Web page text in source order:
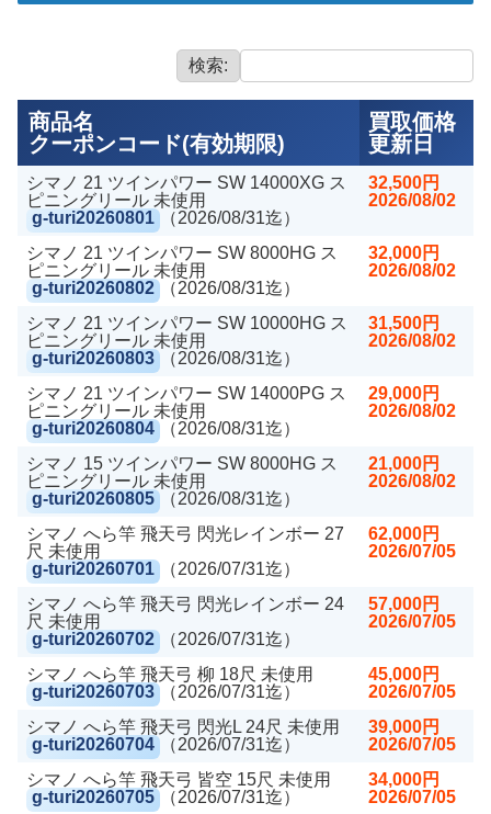
検索:
商品名
クーポンコード(有効期限)
買取価格
更新日
シマノ 21 ツインパワー SW 14000XG ス
ピニングリール 未使用
g-turi20260801
（2026/08/31迄）
32,500円
2026/08/02
シマノ 21 ツインパワー SW 8000HG ス
ピニングリール 未使用
g-turi20260802
（2026/08/31迄）
32,000円
2026/08/02
シマノ 21 ツインパワー SW 10000HG ス
ピニングリール 未使用
g-turi20260803
（2026/08/31迄）
31,500円
2026/08/02
シマノ 21 ツインパワー SW 14000PG ス
ピニングリール 未使用
g-turi20260804
（2026/08/31迄）
29,000円
2026/08/02
シマノ 15 ツインパワー SW 8000HG ス
ピニングリール 未使用
g-turi20260805
（2026/08/31迄）
21,000円
2026/08/02
シマノ へら竿 飛天弓 閃光レインボー 27
尺 未使用
g-turi20260701
（2026/07/31迄）
62,000円
2026/07/05
シマノ へら竿 飛天弓 閃光レインボー 24
尺 未使用
g-turi20260702
（2026/07/31迄）
57,000円
2026/07/05
シマノ へら竿 飛天弓 柳 18尺 未使用
g-turi20260703
（2026/07/31迄）
45,000円
2026/07/05
シマノ へら竿 飛天弓 閃光L 24尺 未使用
g-turi20260704
（2026/07/31迄）
39,000円
2026/07/05
シマノ へら竿 飛天弓 皆空 15尺 未使用
g-turi20260705
（2026/07/31迄）
34,000円
2026/07/05